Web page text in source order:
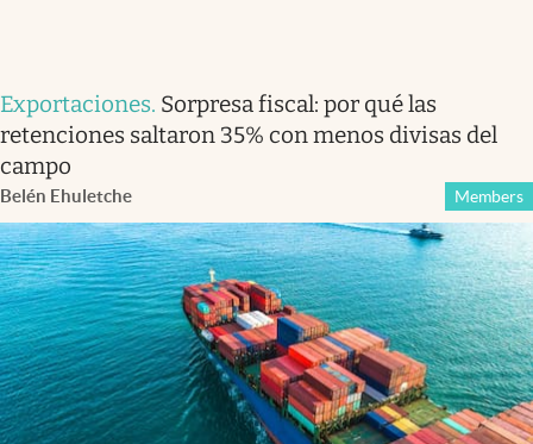
Exportaciones. Sorpresa fiscal: por qué las
retenciones saltaron 35% con menos divisas del
campo
Belén Ehuletche Members